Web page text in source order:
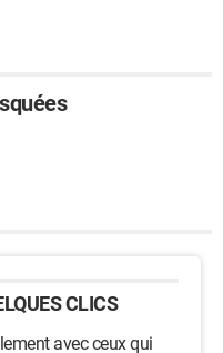
CLICS
avec ceux qui